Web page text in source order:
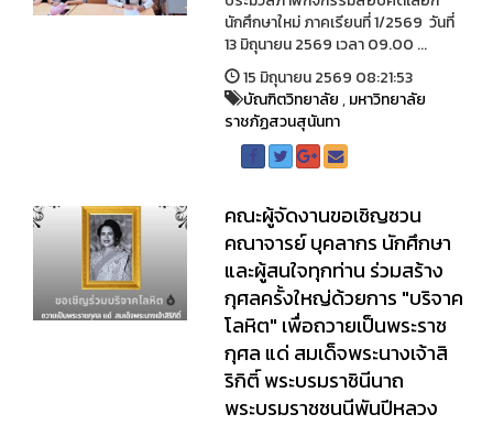
นักศึกษาใหม่ ภาคเรียนที่ 1/2569 วันที่
13 มิถุนายน 2569 เวลา 09.00 ...
15 มิถุนายน 2569 08:21:53
บัณฑิตวิทยาลัย,มหาวิทยาลัย
ราชภัฏสวนสุนันทา
คณะผู้จัดงานขอเชิญชวน
คณาจารย์ บุคลากร นักศึกษา
และผู้สนใจทุกท่าน ร่วมสร้าง
กุศลครั้งใหญ่ด้วยการ "บริจาค
โลหิต" เพื่อถวายเป็นพระราช
กุศล แด่ สมเด็จพระนางเจ้าสิ
ริกิติ์ พระบรมราชินีนาถ
พระบรมราชชนนีพันปีหลวง